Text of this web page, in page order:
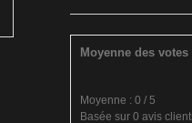
Moyenne des
Moyenne : 0 / 5
Basée sur 0 avis